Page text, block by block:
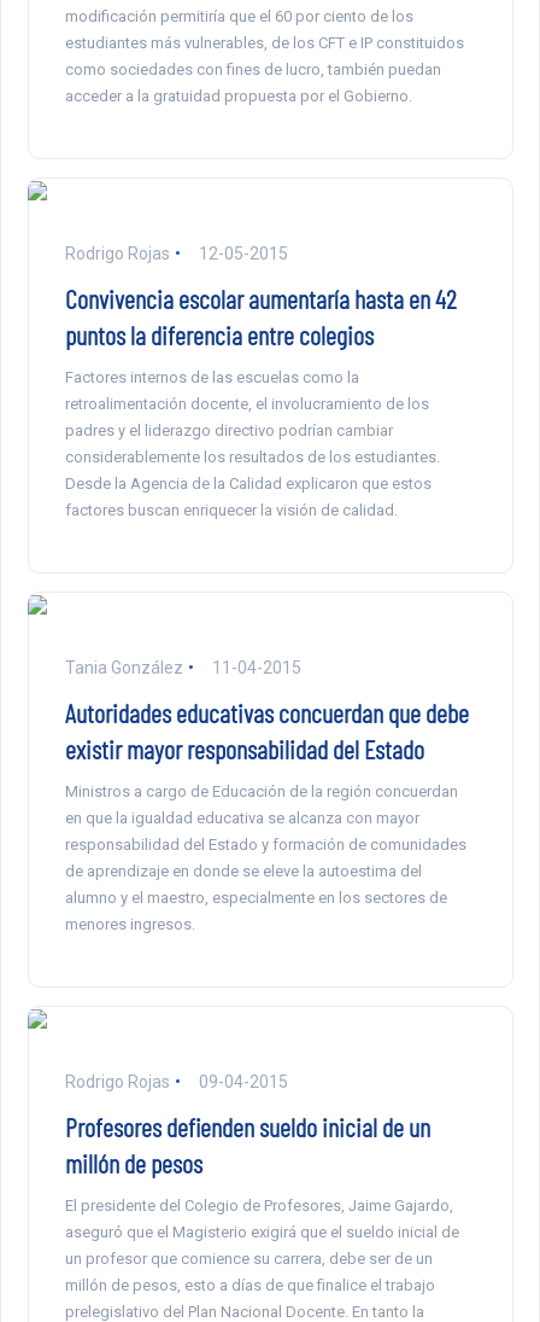
modificación permitiría que el 60 por ciento de los
estudiantes más vulnerables, de los CFT e IP constituidos
como sociedades con fines de lucro, también puedan
acceder a la gratuidad propuesta por el Gobierno.
Rodrigo Rojas 12-05-2015
Convivencia escolar aumentaría hasta en 42
puntos la diferencia entre colegios
Factores internos de las escuelas como la
retroalimentación docente, el involucramiento de los
padres y el liderazgo directivo podrían cambiar
considerablemente los resultados de los estudiantes.
Desde la Agencia de la Calidad explicaron que estos
factores buscan enriquecer la visión de calidad.
Tania González 11-04-2015
Autoridades educativas concuerdan que debe
existir mayor responsabilidad del Estado
Ministros a cargo de Educación de la región concuerdan
en que la igualdad educativa se alcanza con mayor
responsabilidad del Estado y formación de comunidades
de aprendizaje en donde se eleve la autoestima del
alumno y el maestro, especialmente en los sectores de
menores ingresos.
Rodrigo Rojas 09-04-2015
Profesores defienden sueldo inicial de un
millón de pesos
El presidente del Colegio de Profesores, Jaime Gajardo,
aseguró que el Magisterio exigirá que el sueldo inicial de
un profesor que comience su carrera, debe ser de un
millón de pesos, esto a días de que finalice el trabajo
prelegislativo del Plan Nacional Docente. En tanto la